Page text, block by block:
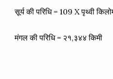
सूर्य की परिधि = 109 X पृथ्वी
मंगल की परिधि = २१,३४४ किमी